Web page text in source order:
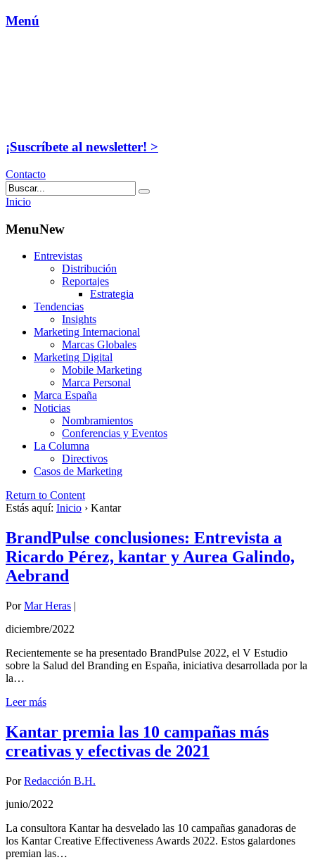
Menú
¡Suscríbete al newsletter! >
Contacto
Inicio
MenuNew
Entrevistas
Distribución
Reportajes
Estrategia
Tendencias
Insights
Marketing Internacional
Marcas Globales
Marketing Digital
Mobile Marketing
Marca Personal
Marca España
Noticias
Nombramientos
Conferencias y Eventos
La Columna
Directivos
Casos de Marketing
Return to Content
Estás aquí: Inicio › Kantar
BrandPulse conclusiones: Entrevista a
Ricardo Pérez, kantar y Aurea Galindo,
Aebrand
PorMar Heras |
diciembre/2022
Recientemente se ha presentado BrandPulse 2022, el V Estudio
sobre la Salud del Branding en España, iniciativa desarrollada por la
la…
Leer más
Kantar premia las 10 campañas más
creativas y efectivas de 2021
PorRedacción B.H.
junio/2022
La consultora Kantar ha desvelado las 10 campañas ganadoras de
los Kantar Creative Effectiveness Awards 2022. Estos galardones
premian las…